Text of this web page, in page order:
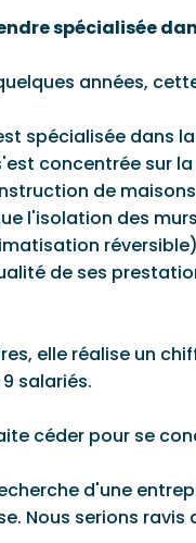
spécialisée
années,
spécialisée dans
concentrée sur
de
l'isolation des
de ses
elle réalise un
salariés.
céder pour se
d'une
Nous serions